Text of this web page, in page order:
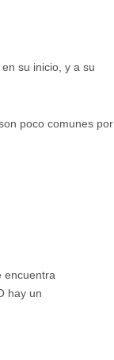
su inicio, y a su
poco comunes por
encuentra
hay un